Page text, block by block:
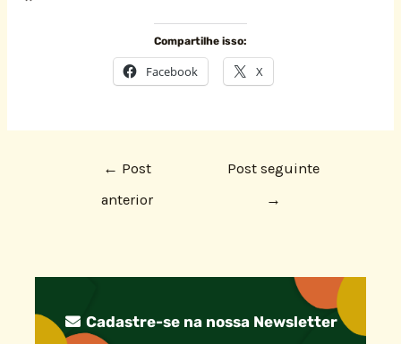
Compartilhe isso:
Facebook X
← Post
anterior
Post seguinte
→
Cadastre-se na nossa Newsletter